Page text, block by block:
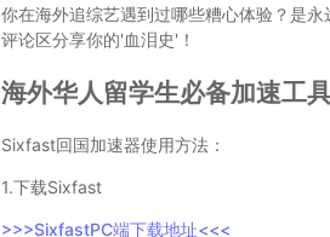
你在海外追综艺遇到过哪些糟心体验？是
评论区分享你的'血泪史'！
海外华人留学生必备加速工
Sixfast回国加速器使用方法：
1.下载Sixfast
>>>SixfastPC端下载地址<<<